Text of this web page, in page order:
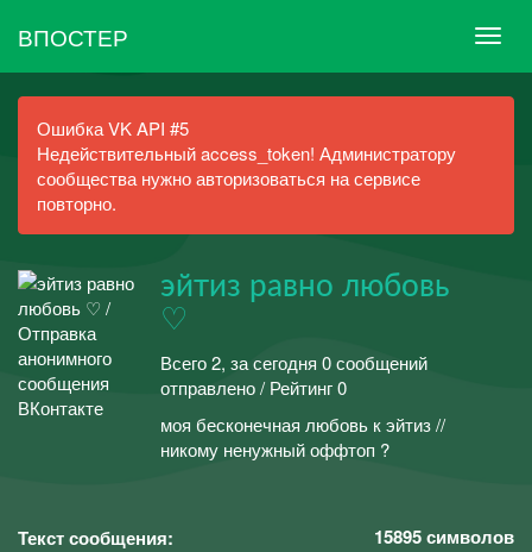
ВПОСТЕР
Ошибка VK API #5
Недействительный access_token! Администратору
сообщества нужно авторизоваться на сервисе
повторно.
эйтиз равно любовь
♡
Всего 2, за сегодня 0 сообщений
отправлено / Рейтинг 0
моя бесконечная любовь к эйтиз //
никому ненужный оффтоп ?
Текст сообщения: 15895символов